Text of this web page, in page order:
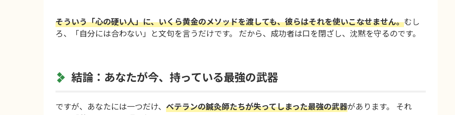
そういう「心の硬い人」に、いくら黄金のメソッドを渡しても、彼らはそれを使いこなせません。むし
ろ、「自分には合わない」と文句を言うだけです。 だから、成功者は口を閉ざし、沈黙を守るのです。
結論：あなたが今、持っている最強の武器
ですが、あなたには一つだけ、 ベテランの鍼灸師たちが失ってしまった最強の武器があります。 それ